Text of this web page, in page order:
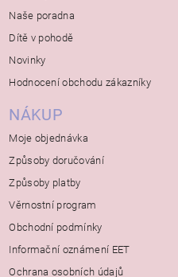
Naše poradna
Dítě v pohodě
Novinky
Hodnocení obchodu zákazníky
NÁKUP
Moje objednávka
Způsoby doručování
Způsoby platby
Věrnostní program
Obchodní podmínky
Informační oznámení EET
Ochrana osobních údajů